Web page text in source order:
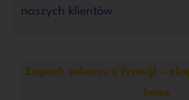
naszych klientów
Zapach sukcesu z Francji –
Imao